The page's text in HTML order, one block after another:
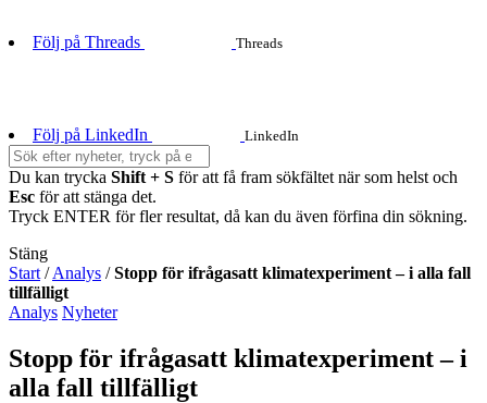
Följ på Threads Threads
Följ på LinkedIn LinkedIn
Du kan trycka Shift + S för att få fram sökfältet när som helst och
Esc för att stänga det.
Tryck ENTER för fler resultat, då kan du även förfina din sökning.
Stäng
Start /Analys /Stopp för ifrågasatt klimatexperiment – i alla fall
tillfälligt
Analys Nyheter
Stopp för ifrågasatt klimatexperiment – i
alla fall tillfälligt